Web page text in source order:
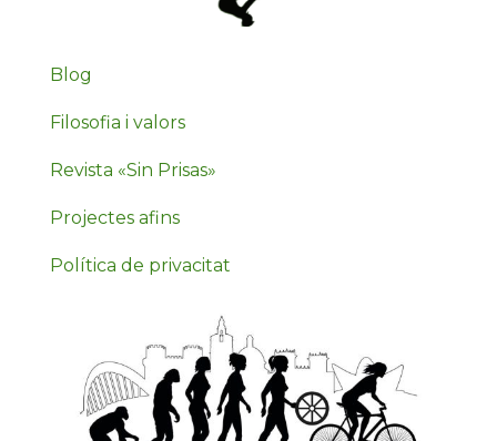
Blog
Filosofia i valors
Revista «Sin Prisas»
Projectes afins
Política de privacitat